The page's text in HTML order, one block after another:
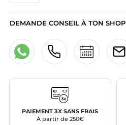
DEMANDE CONSEIL À TON SHOP
PAIEMENT 3X SANS FRAIS
À partir de 250€